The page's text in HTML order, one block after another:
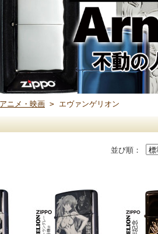
ニメ・映画 > エヴァンゲリオン
並び順：